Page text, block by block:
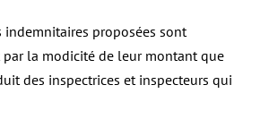
indemnitaires proposées sont
par la modicité de leur montant que
des inspectrices et inspecteurs qui